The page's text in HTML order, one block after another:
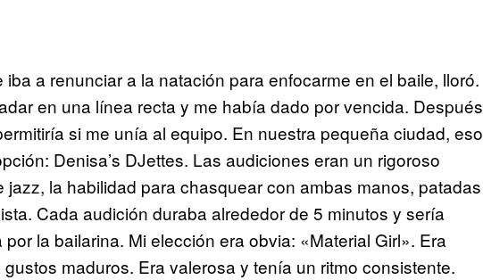
a renunciar a la natación para enfocarme en el baile, lloró.
en una línea recta y me había dado por vencida. Después
si me unía al equipo. En nuestra pequeña ciudad, eso
Denisa’s DJettes. Las audiciones eran un rigoroso
la habilidad para chasquear con ambas manos, patadas
Cada audición duraba alrededor de 5 minutos y sería
la bailarina. Mi elección era obvia: «Material Girl». Era
maduros. Era valerosa y tenía un ritmo consistente.